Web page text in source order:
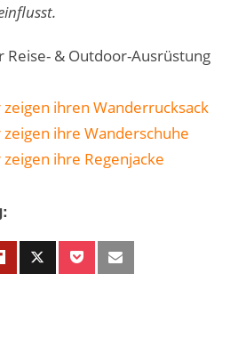
& Outdoor-Ausrüstung
ihren Wanderrucksack
ihre Wanderschuhe
ihre Regenjacke